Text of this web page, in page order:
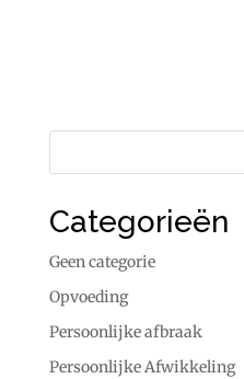
Categorieën
Geen categorie
Opvoeding
Persoonlijke afbraak
Persoonlijke Afwikkeling